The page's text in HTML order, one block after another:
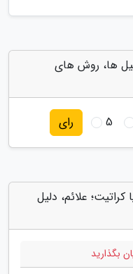
ها، روش های
5 رای
کراتیت؛ علائم، دلیل
بگذارید